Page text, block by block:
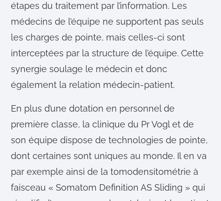
étapes du traitement par l’information. Les
médecins de l’équipe ne supportent pas seuls
les charges de pointe, mais celles-ci sont
interceptées par la structure de l’équipe. Cette
synergie soulage le médecin et donc
également la relation médecin-patient.
En plus d’une dotation en personnel de
première classe, la clinique du Pr Vogl et de
son équipe dispose de technologies de pointe,
dont certaines sont uniques au monde. Il en va
par exemple ainsi de la tomodensitométrie à
faisceau « Somatom Definition AS Sliding » qui